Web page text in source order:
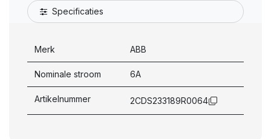
Specificaties
Merk ABB
Nominale stroom 6A
Artikelnummer 2CDS233189R0064